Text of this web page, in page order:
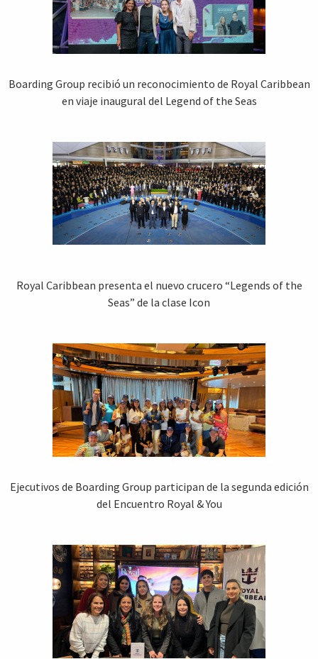
Boarding Group recibió un reconocimiento de Royal Caribbean
en viaje inaugural del Legend of the Seas
Royal Caribbean presenta el nuevo crucero “Legends of the
Seas” de la clase Icon
Ejecutivos de Boarding Group participan de la segunda edición
del Encuentro Royal & You